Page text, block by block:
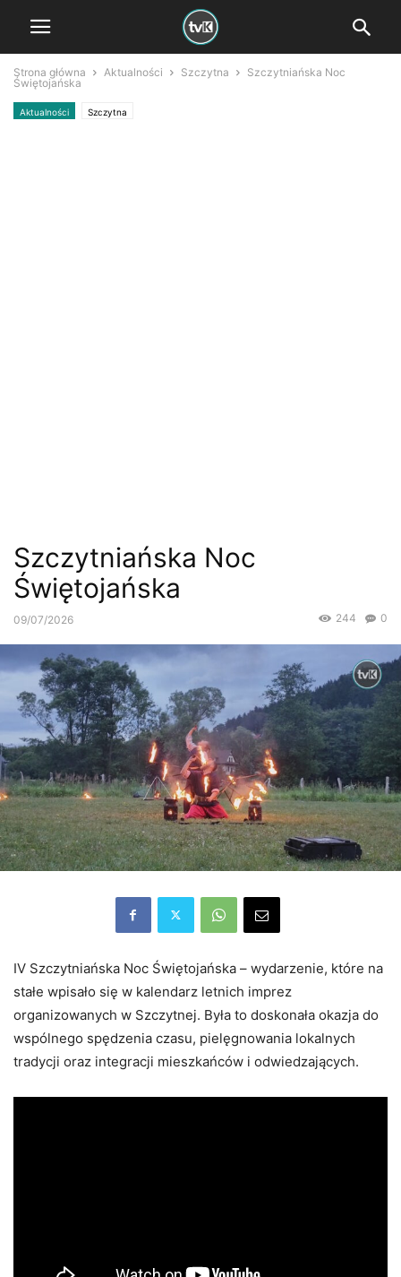
Strona główna Aktualności Szczytna
Szczytniańska Noc
Świętojańska
Aktualności Szczytna
Szczytniańska Noc
Świętojańska
09/07/2026 0
244
IV Szczytniańska Noc Świętojańska – wydarzenie, które na
stałe wpisało się w kalendarz letnich imprez
organizowanych w Szczytnej. Była to doskonała okazja do
wspólnego spędzenia czasu, pielęgnowania lokalnych
tradycji oraz integracji mieszkańców i odwiedzających.